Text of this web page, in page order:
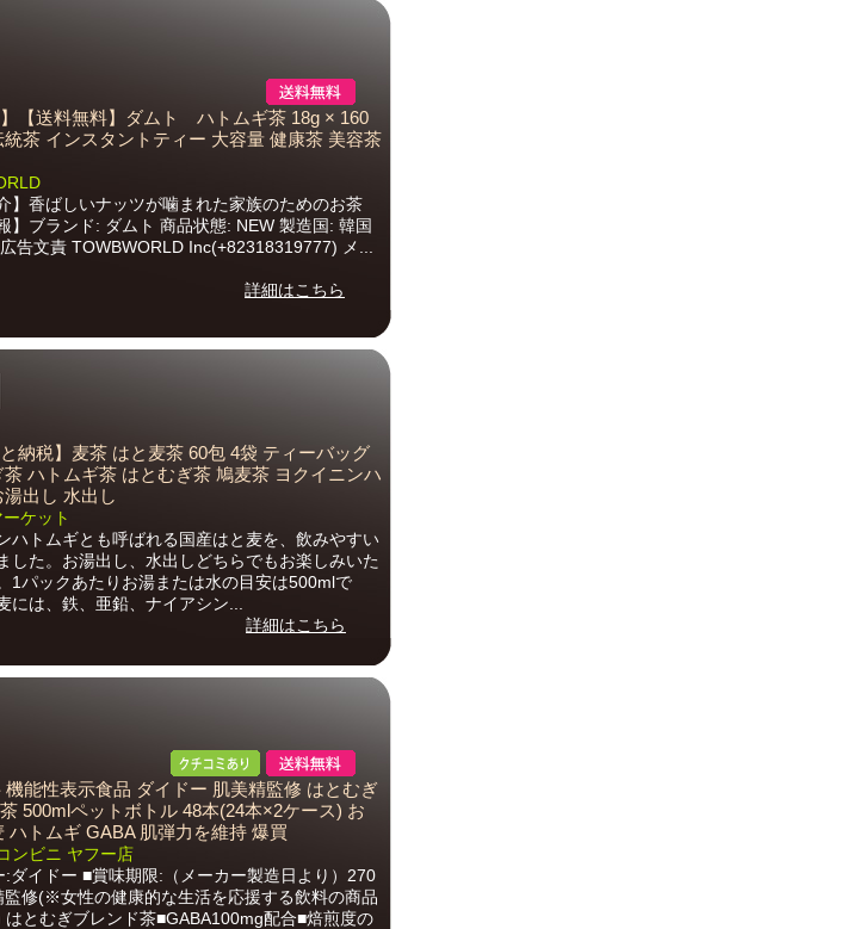
】【送料無料】ダムト ハトムギ茶 18g × 160
統茶 インスタントティー 大容量 健康茶 美容茶
】香ばしいナッツが噛まれた家族のためのお茶
】ブランド: ダムト 商品状態: NEW 製造国: 韓国
告文責 TOWBWORLD Inc(+82318319777) メ...
詳細はこちら
と納税】麦茶 はと麦茶 60包 4袋 ティーバッグ
茶 ハトムギ茶 はとむぎ茶 鳩麦茶 ヨクイニンハ
湯出し 水出し
ケット
ハトムギとも呼ばれる国産はと麦を、飲みやすい
した。お湯出し、水出しどちらでもお楽しみいた
1パックあたりお湯または水の目安は500mlで
には、鉄、亜鉛、ナイアシン...
詳細はこちら
機能性表示食品 ダイドー 肌美精監修 はとむぎ
500mlペットボトル 48本(24本×2ケース) お
ハトムギ GABA 肌弾力を維持 爆買
ンビニ ヤフー店
:ダイドー ■賞味期限:（メーカー製造日より）270
監修(※女性の健康的な生活を応援する飲料の商品
はとむぎブレンド茶■GABA100mg配合■焙煎度の